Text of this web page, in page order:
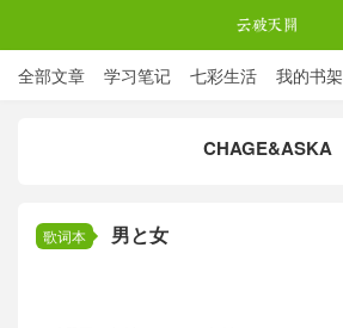
全部文章 学习笔记 七彩生活 我的书架
CHAGE&ASKA
歌词本 男と女